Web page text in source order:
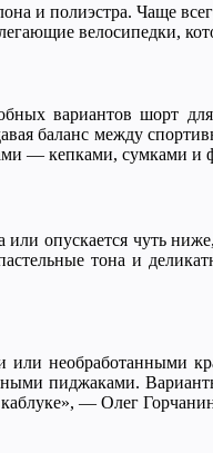
и полиэстра. Чаще
велосипедки,
вариантов шорт
баланс между
— кепками, сумками
опускается чуть
тона и
или необработанными
пиджаками.
— Олег